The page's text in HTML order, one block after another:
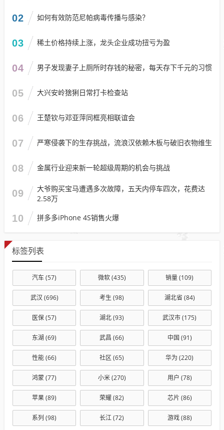
02 如何有效防范尼帕病毒传播与感染？
03 稀土价格持续上涨，龙头企业成功扭亏为盈
04 男子发现妻子上厕所时存钱的秘密，每天存下千元的习惯
05 大兴安岭猞猁日常打卡检查站
06 王楚钦与邓亚萍同框亮相联谊会
07 严寒侵袭下的生存挑战，流浪汉依赖木板与破旧衣物维生
08 金属行业迎来新一轮超级周期的机会与挑战
09
大爷购买宝马遭遇多次故障，五天内停车四次，花费达
2.58万
10 拼多多iPhone 4S销售火爆
标签列表
汽车(57) 微软(435) 销量(109)
武汉 (696) 考生 (98) 湖北省 (84)
医保(57) 湖北(93) 武汉市(175)
东湖 (69) 武昌 (66) 中国 (91)
性能(66) 社区 (65) 华为 (220)
鸿蒙(77) 小米(270) 用户 (78)
苹果(89) 荣耀(82) 芯片 (86)
系列 (98) 长江(72) 游戏(88)